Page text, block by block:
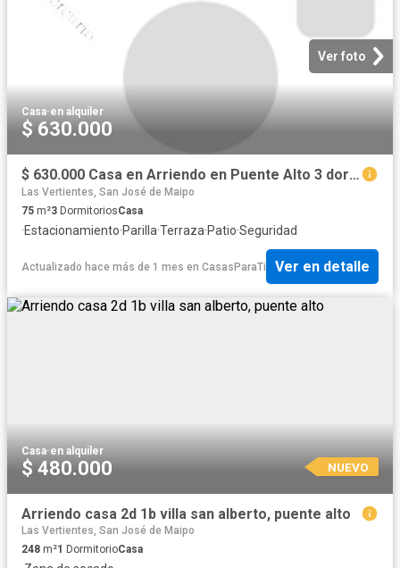
Ver foto
Casa·en alquiler
$ 630.000
$ 630.000 Casa en Arriendo en Puente Alto 3 dormitorios 3 baños / Kutt Property
Las Vertientes, San José de Maipo
75 m²3 DormitoriosCasa
·Estacionamiento·Parilla·Terraza·Patio·Seguridad
Actualizado hace más de 1 mes en CasasParaTi Ver en detalle
Casa·en alquiler
$ 480.000 NUEVO
Arriendo casa 2d 1b villa san alberto, puente alto
Las Vertientes, San José de Maipo
248 m²1 DormitorioCasa